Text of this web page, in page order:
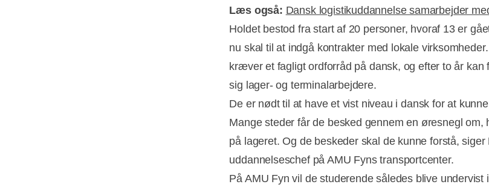
Læs også: Dansk logistikuddannelse samarbejder
Holdet bestod fra start af 20 personer, hvoraf 13 er
nu skal til at indgå kontrakter med lokale
kræver et fagligt ordforråd på dansk, og efter to år kan
sig lager- og terminalarbejdere.
De er nødt til at have et vist niveau i dansk for at
Mange steder får de besked gennem en øresnegl om,
på lageret. Og de beskeder skal de kunne forstå,
uddannelseschef på AMU Fyns transportcenter.
På AMU Fyn vil de studerende således blive